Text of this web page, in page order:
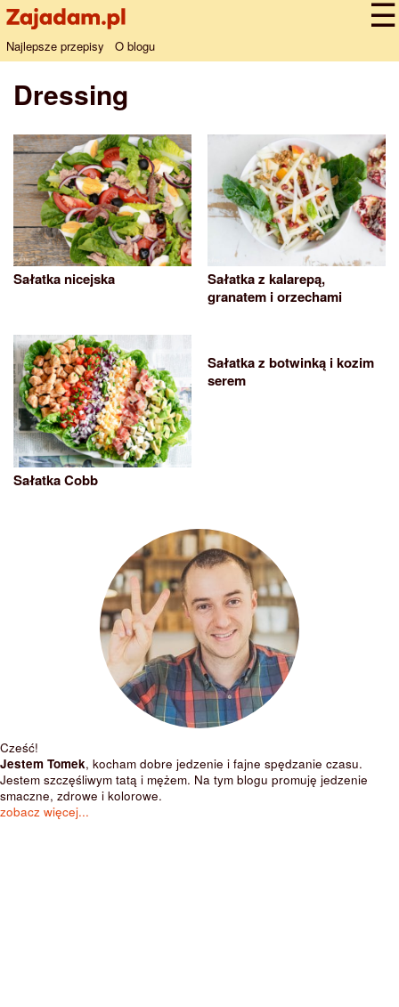
Najlepsze przepisy O blogu
Dressing
Sałatka nicejska
Sałatka z kalarepą,
granatem i orzechami
Sałatka Cobb
Sałatka z botwinką i kozim
serem
Cześć!
Jestem Tomek, kocham dobre jedzenie i fajne spędzanie czasu.
Jestem szczęśliwym tatą i mężem. Na tym blogu promuję jedzenie
smaczne, zdrowe i kolorowe.
zobacz więcej...